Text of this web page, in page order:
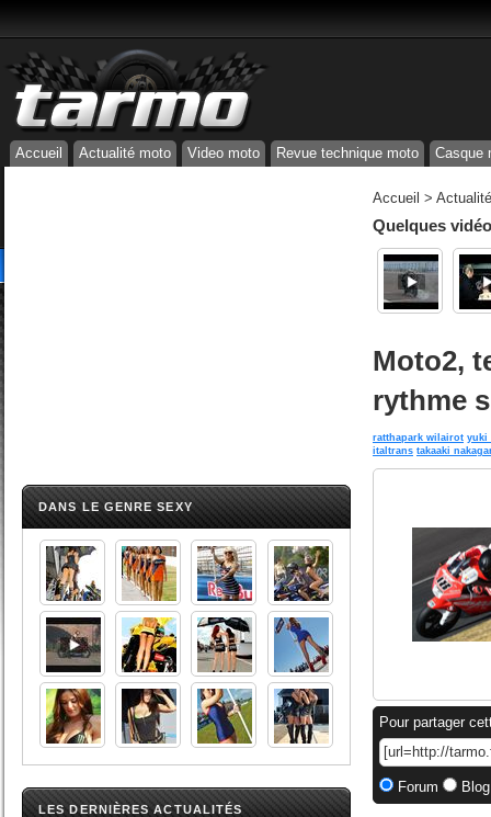
Accueil Actualité moto Video moto Revue technique moto Casque
DANS LE GENRE SEXY
LES DERNIÈRES ACTUALITÉS
Accueil >
Quelques
Moto2,
rythme
ratthapark wilairot yuki
italtrans takaaki
Pour partager
Forum